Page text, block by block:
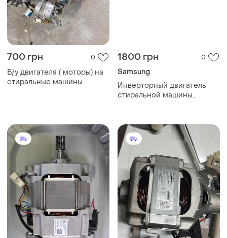
700 грн 0
Б/у двигателя ( моторы) на
стиральные машины.
1800 грн 0
Samsung
Инверторный двигатель
стиральной машины